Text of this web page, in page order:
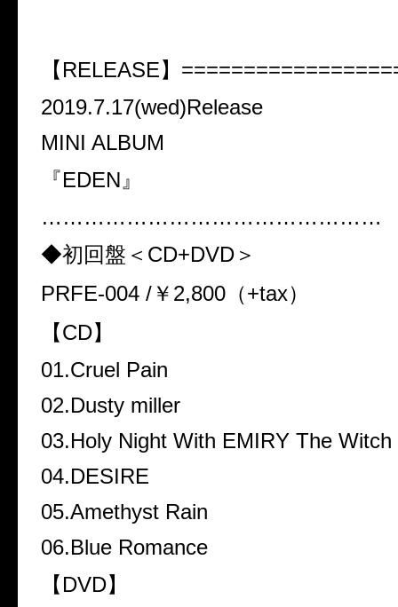
【RELEASE】
2019.7.17(wed)Release
MINI ALBUM
『EDEN』
…………………………………………
◆初回盤＜CD+DVD＞
PRFE-004 /￥2,800（+tax）
【CD】
01.Cruel Pain
02.Dusty miller
03.Holy Night With EMIRY The Witch
04.DESIRE
05.Amethyst Rain
06.Blue Romance
【DVD】